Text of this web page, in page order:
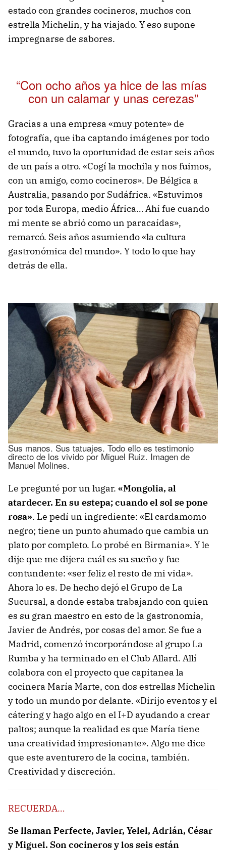
estado con grandes cocineros, muchos con
estrella Michelin, y ha viajado. Y eso supone
impregnarse de sabores.
“Con ocho años ya hice de las mías
con un calamar y unas cerezas”
Gracias a una empresa «muy potente» de
fotografía, que iba captando imágenes por todo
el mundo, tuvo la oportunidad de estar seis años
de un país a otro. «Cogí la mochila y nos fuimos,
con un amigo, como cocineros». De Bélgica a
Australia, pasando por Sudáfrica. «Estuvimos
por toda Europa, medio África… Ahí fue cuando
mi mente se abrió como un paracaídas»,
remarcó. Seis años asumiendo «la cultura
gastronómica del mundo». Y todo lo que hay
detrás de ella.
Sus manos. Sus tatuajes. Todo ello es testimonio
directo de los vivido por Miguel Ruiz. Imagen de
Manuel Molines.
Le pregunté por un lugar. «Mongolia, al
atardecer. En su estepa; cuando el sol se pone
rosa». Le pedí un ingrediente: «El cardamomo
negro; tiene un punto ahumado que cambia un
plato por completo. Lo probé en Birmania». Y le
dije que me dijera cuál es su sueño y fue
contundente: «ser feliz el resto de mi vida».
Ahora lo es. De hecho dejó el Grupo de La
Sucursal, a donde estaba trabajando con quien
es su gran maestro en esto de la gastronomía,
Javier de Andrés, por cosas del amor. Se fue a
Madrid, comenzó incorporándose al grupo La
Rumba y ha terminado en el Club Allard. Allí
colabora con el proyecto que capitanea la
cocinera María Marte, con dos estrellas Michelin
y todo un mundo por delante. «Dirijo eventos y el
cátering y hago algo en el I+D ayudando a crear
paltos; aunque la realidad es que María tiene
una creatividad impresionante». Algo me dice
que este aventurero de la cocina, también.
Creatividad y discreción.
RECUERDA…
Se llaman Perfecte, Javier, Yelel, Adrián, César
y Miguel. Son cocineros y los seis están